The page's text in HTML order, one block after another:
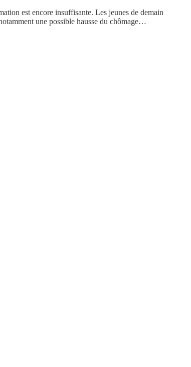
est encore insuffisante. Les jeunes de demain
une possible hausse du chômage…